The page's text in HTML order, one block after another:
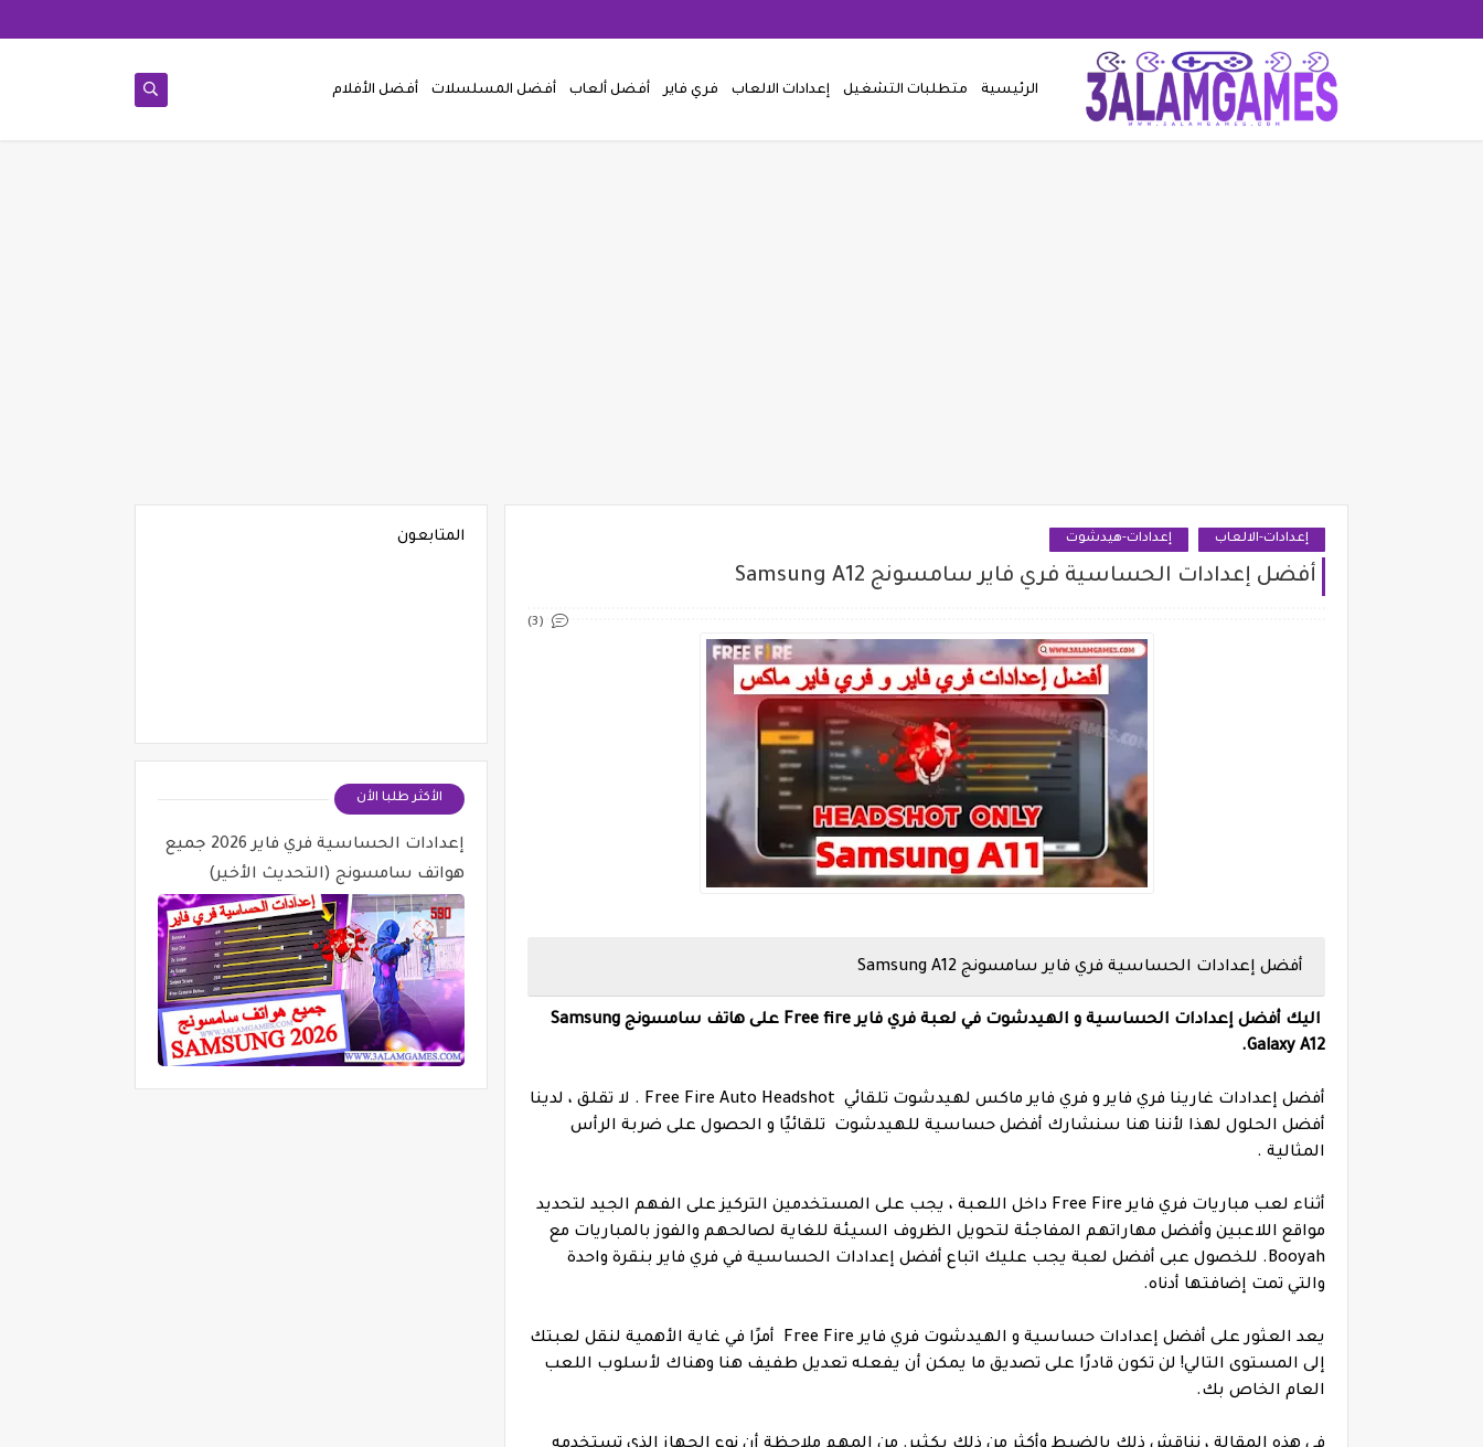
الرئيسية متطلبات التشغيل إعدادات الالعاب فري فاير أفضل ألعاب أفضل المسلسلات أفضل الأفلام
إعدادات-الالعاب إعدادات-هيدشوت
أفضل إعدادات الحساسية فري فاير سامسونج Samsung A12
(3)
أفضل إعدادات الحساسية فري فاير سامسونج Samsung A12
اليك أفضل إعدادات الحساسية و الهيدشوت في لعبة فري فاير Free fire على هاتف سامسونج Samsung
Galaxy A12.
أفضل إعدادات غارينا فري فاير و فري فاير ماكس لهيدشوت تلقائي Free Fire Auto Headshot . لا تقلق ، لدينا
أفضل الحلول لهذا لأننا هنا سنشارك أفضل حساسية للهيدشوت تلقائيًا و الحصول على ضربة الرأس
المثالية .
أثناء لعب مباريات فري فاير Free Fire داخل اللعبة ، يجب على المستخدمين التركيز على الفهم الجيد لتحديد
مواقع اللاعبين وأفضل مهاراتهم المفاجئة لتحويل الظروف السيئة للغاية لصالحهم والفوز بالمباريات مع
Booyah. للخصول عبى أفضل لعبة يجب عليك اتباع أفضل إعدادات الحساسية في فري فاير بنقرة واحدة
والتي تمت إضافتها أدناه.
يعد العثور على أفضل إعدادات حساسية و الهيدشوت فري فاير Free Fire أمرًا في غاية الأهمية لنقل لعبتك
إلى المستوى التالي! لن تكون قادرًا على تصديق ما يمكن أن يفعله تعديل طفيف هنا وهناك لأسلوب اللعب
العام الخاص بك.
المتابعون
الأكثر طلبا الأن
إعدادات الحساسية فري فاير 2026 جميع
هواتف سامسونج (التحديث الأخير)